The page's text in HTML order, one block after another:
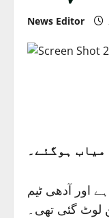
News Editor
ہے اور آدھی ٹیم